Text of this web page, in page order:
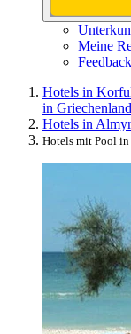
Meine
Feedback
Hotels in Korfu
in Griechenland
Hotels in
Hotels mit Pool in